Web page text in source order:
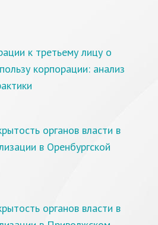
к третьему лицу о
корпорации: анализ
органов власти в
в Оренбургской
органов власти в